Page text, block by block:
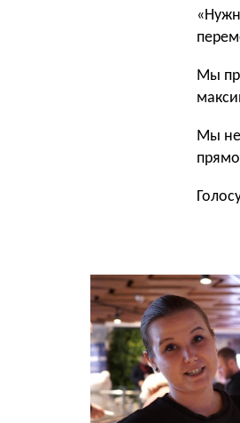
Мы
Мы не